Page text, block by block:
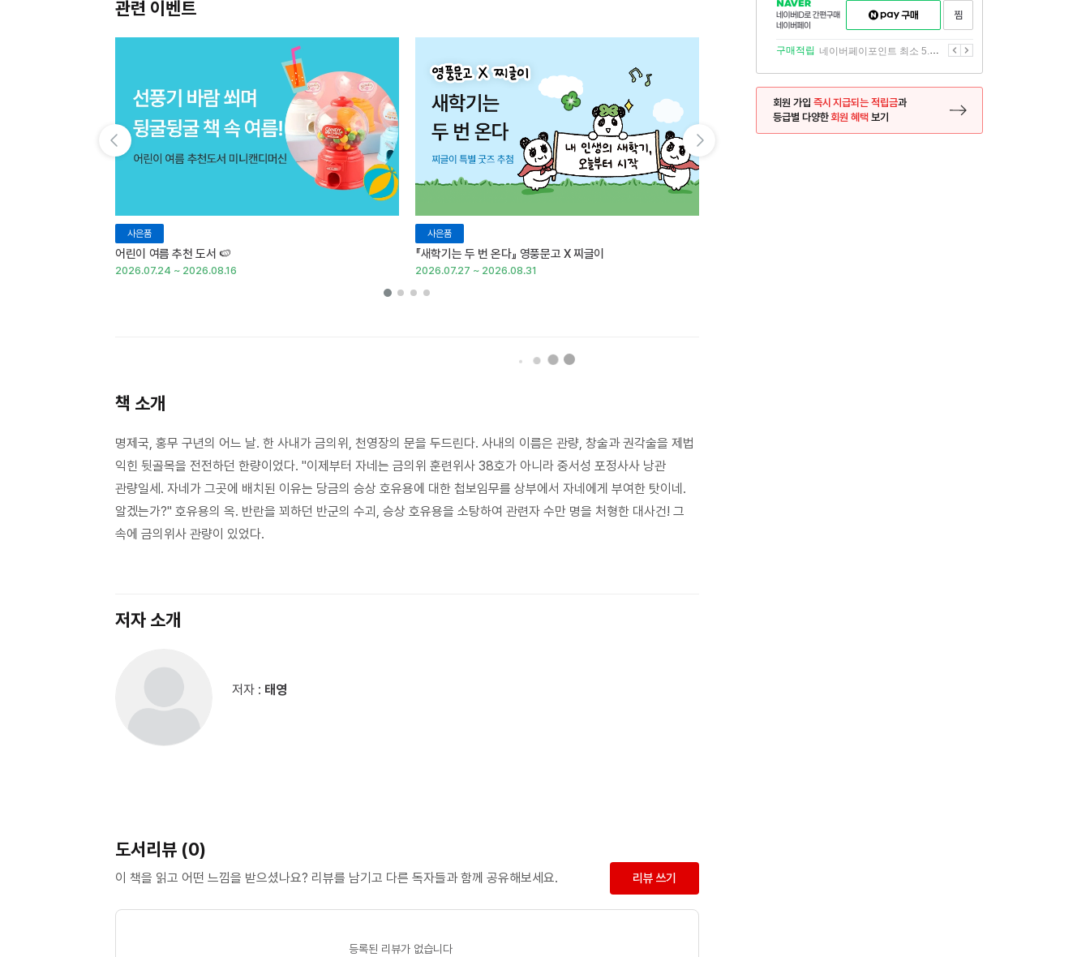
관련 이벤트
사은품
어린이 여름 추천 도서 🍉
2026.07.24 ~ 2026.08.16
사은품
『새학기는 두 번 온다』 영풍문고 X 찌글이
2026.07.27 ~ 2026.08.31
책 소개
명제국, 홍무 구년의 어느 날. 한 사내가 금의위, 천영장의 문을 두드린다. 사내의 이름은 관량, 창술과 권각술을 제법
익힌 뒷골목을 전전하던 한량이었다. "이제부터 자네는 금의위 훈련위사 38호가 아니라 중서성 포정사사 낭관
관량일세. 자네가 그곳에 배치된 이유는 당금의 승상 호유용에 대한 첩보임무를 상부에서 자네에게 부여한 탓이네.
알겠는가?" 호유용의 옥. 반란을 꾀하던 반군의 수괴, 승상 호유용을 소탕하여 관련자 수만 명을 처형한 대사건! 그
속에 금의위사 관량이 있었다.
저자 소개
저자 : 태영
도서리뷰 (0)
이 책을 읽고 어떤 느낌을 받으셨나요? 리뷰를 남기고 다른 독자들과 함께 공유해보세요. 리뷰 쓰기
등록된 리뷰가 없습니다
NAVER
네이버
ID로
간편구매
네이버페이
구매하기
이전
구매적립 네이버페이포인트 최소 5.5% 적립 다음
회원 가입 즉시 지급되는 적립금과
등급별 다양한회원 혜택 보기